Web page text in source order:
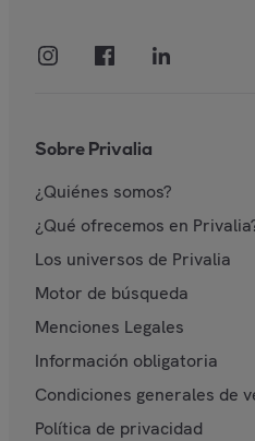
Sobre Privalia
¿Quiénes somos?
¿Qué ofrecemos en
Los universos de Privalia
Motor de búsqueda
Menciones Legales
Información obligatoria
Condiciones generales de
Política de privacidad